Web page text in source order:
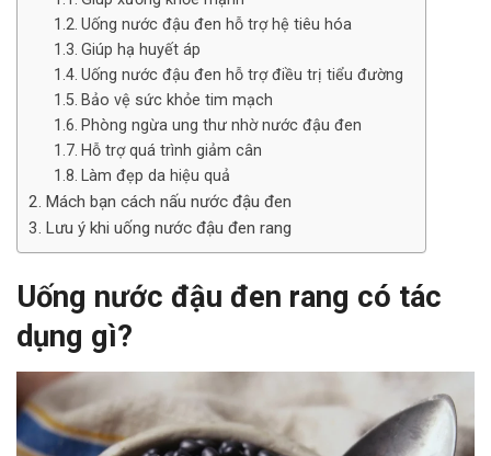
Uống nước đậu đen hỗ trợ hệ tiêu hóa
Giúp hạ huyết áp
Uống nước đậu đen hỗ trợ điều trị tiểu đường
Bảo vệ sức khỏe tim mạch
Phòng ngừa ung thư nhờ nước đậu đen
Hỗ trợ quá trình giảm cân
Làm đẹp da hiệu quả
Mách bạn cách nấu nước đậu đen
Lưu ý khi uống nước đậu đen rang
Uống nước đậu đen rang có tác
dụng gì?